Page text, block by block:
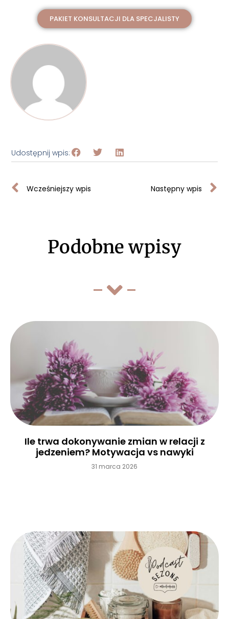
PAKIET KONSULTACJI DLA SPECJALISTY
Udostępnij wpis:
Wcześniejszy wpis Następny wpis
Podobne wpisy
Ile trwa dokonywanie zmian w relacji z
jedzeniem? Motywacja vs nawyki
31 marca 2026